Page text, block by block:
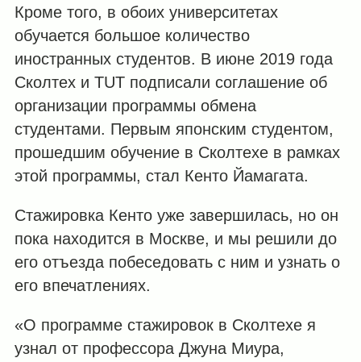
Кроме того, в обоих университетах
обучается большое количество
иностранных студентов. В июне 2019 года
Сколтех и TUT подписали соглашение об
организации программы обмена
студентами. Первым японским студентом,
прошедшим обучение в Сколтехе в рамках
этой программы, стал Кенто Йамагата.
Стажировка Кенто уже завершилась, но он
пока находится в Москве, и мы решили до
его отъезда побеседовать с ним и узнать о
его впечатлениях.
«О программе стажировок в Сколтехе я
узнал от профессора Джуна Миура,